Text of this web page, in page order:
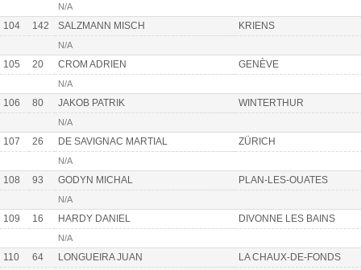
N/A
104 142 SALZMANN MISCH KRIENS
N/A
105 20 CROM ADRIEN GENÈVE
N/A
106 80 JAKOB PATRIK WINTERTHUR
N/A
107 26 DE SAVIGNAC MARTIAL ZÜRICH
N/A
108 93 GODYN MICHAL PLAN-LES-OUATES
N/A
109 16 HARDY DANIEL DIVONNE LES BAINS
N/A
110 64 LONGUEIRA JUAN LA CHAUX-DE-FONDS